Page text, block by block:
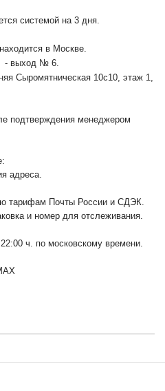
системой на 3 дня.
в Москве.
- выход № 6.
Сыромятническая 10с10, этаж 1,
подтверждения менеджером
адреса.
тарифам Почты России и СДЭК.
и номер для отслеживания.
ч. по московскому времени.